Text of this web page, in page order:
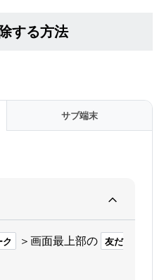
する方法
サブ端末
ク ＞画面最上部の 友だ